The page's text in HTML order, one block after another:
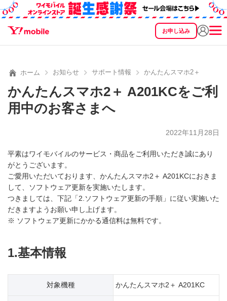
お申し込み
SEARCH
ホーム お知らせ サポート情報 かんたんスマホ2＋
かんたんスマホ2＋ A201KCをご利
用中のお客さまへ
2022年11月28日
平素はワイモバイルのサービス・商品をご利用いただき誠にあり
がとうございます。
ご愛用いただいております、かんたんスマホ2＋ A201KCにおきま
して、ソフトウェア更新を実施いたします。
つきましては、下記「2.ソフトウェア更新の手順」に従い実施いた
だきますようお願い申し上げます。
※ ソフトウェア更新にかかる通信料は無料です。
1.基本情報
対象機種 かんたんスマホ2＋ A201KC